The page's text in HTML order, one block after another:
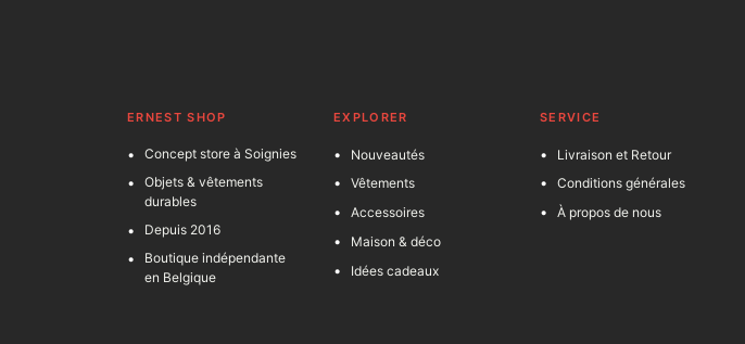
ERNEST SHOP
Concept store à Soignies
Objets & vêtements
durables
Depuis 2016
Boutique indépendante
en Belgique
EXPLORER
Nouveautés
Vêtements
Accessoires
Maison & déco
Idées cadeaux
SERVICE
Livraison et Retour
Conditions générales
À propos de nous